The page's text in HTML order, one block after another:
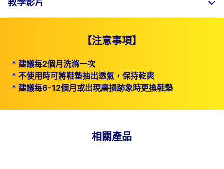
【注意事項】
* 建議每2個月洗滌一次
* 不使用時可將鞋墊抽出透氣，保持乾爽
* 建議每6-12個月或出現磨損跡象時更換鞋墊
相關產品